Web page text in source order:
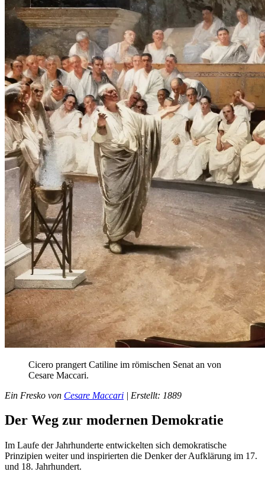
Cicero prangert Catiline im römischen Senat an von
Cesare Maccari.
Ein Fresko von Cesare Maccari | Erstellt: 1889
Der Weg zur modernen Demokratie
Im Laufe derJahrhunderte entwickelten sich demokratische
Prinzipien weiter und inspirierten die Denker der Aufklärung im 17.
und 18. Jahrhundert.